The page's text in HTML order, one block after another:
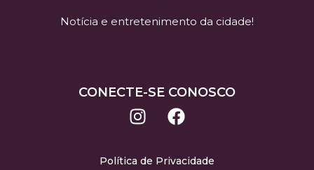
Notícia e entretenimento da cidade!
CONECTE-SE CONOSCO
Política de Privacidade